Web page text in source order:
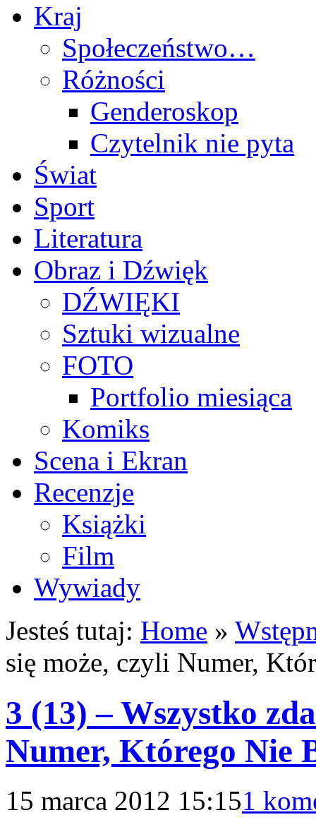
Kraj
Społeczeństwo…
Różności
Genderoskop
Czytelnik nie pyta
Świat
Sport
Literatura
Obraz i Dźwięk
DŹWIĘKI
Sztuki wizualne
FOTO
Portfolio miesiąca
Komiks
Scena i Ekran
Recenzje
Książki
Film
Wywiady
Jesteś tutaj: Home »
się może, czyli Numer,
3 (13) – Wszystko
Numer, Którego Nie
15 marca 2012 15:151